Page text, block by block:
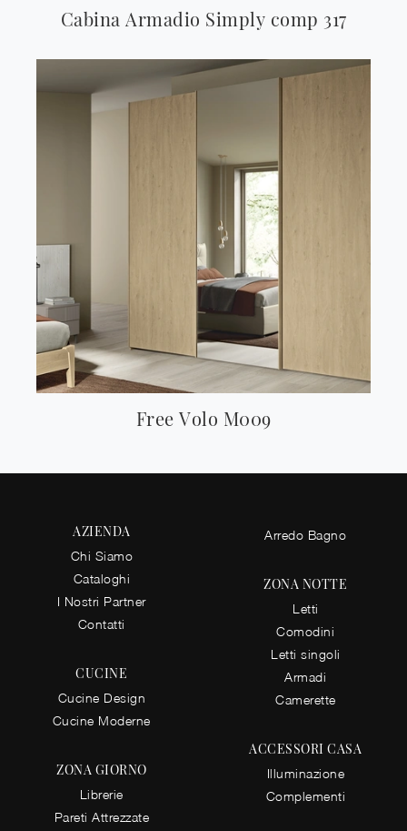
Cabina Armadio Simply comp 317
Free Volo M009
AZIENDA
Chi Siamo
Cataloghi
I Nostri Partner
Contatti
CUCINE
Cucine Design
Cucine Moderne
ZONA GIORNO
Librerie
Pareti Attrezzate
Arredo Bagno
ZONA NOTTE
Letti
Comodini
Letti singoli
Armadi
Camerette
ACCESSORI CASA
Illuminazione
Complementi